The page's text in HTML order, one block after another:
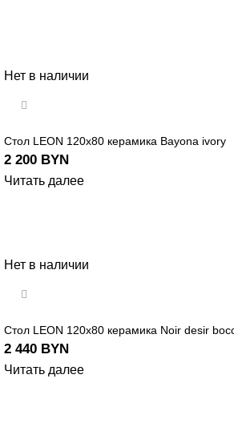
Нет в наличии
Стол LEON 120х80 керамика Bayona ivory
2 200 BYN
Читать далее
Нет в наличии
Стол LEON 120х80 керамика Noir desir
2 440 BYN
Читать далее